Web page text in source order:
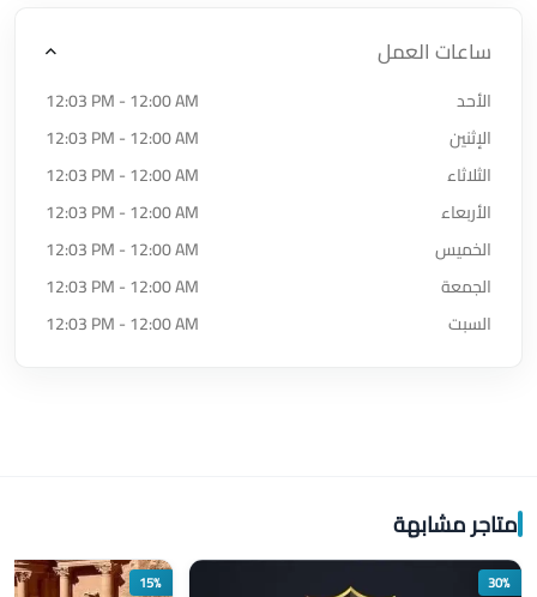
ساعات العمل
الأحد
12:03 PM - 12:00 AM
الإثنين
12:03 PM - 12:00 AM
الثلاثاء
12:03 PM - 12:00 AM
الأربعاء
12:03 PM - 12:00 AM
الخميس
12:03 PM - 12:00 AM
الجمعة
12:03 PM - 12:00 AM
السبت
12:03 PM - 12:00 AM
متاجر مشابهة
30%
15%